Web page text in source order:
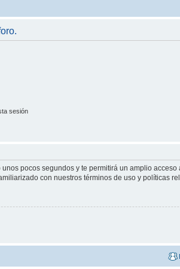
sesión
pocos segundos y te permitirá un amplio
con nuestros términos de uso y políticas